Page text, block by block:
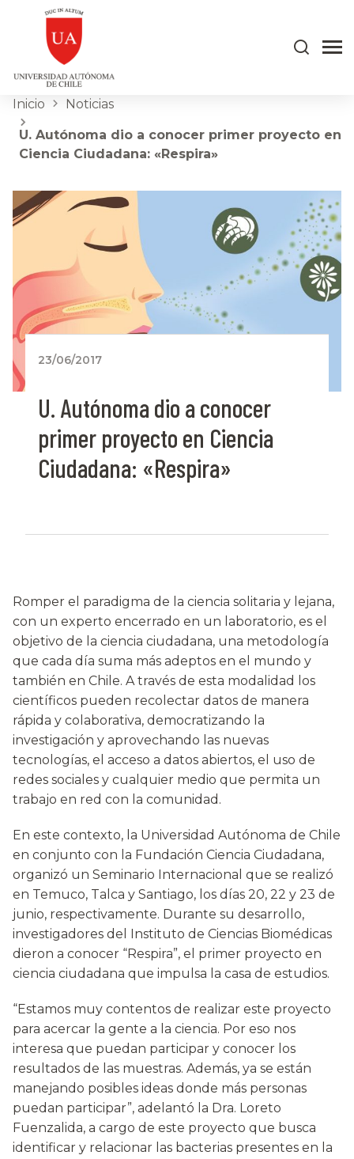
Inicio Noticias
U. Autónoma dio a conocer primer proyecto en
Ciencia Ciudadana: «Respira»
23/06/2017
U. Autónoma dio a conocer
primer proyecto en Ciencia
Ciudadana: «Respira»
Romper el paradigma de la ciencia solitaria y lejana,
con un experto encerrado en un laboratorio, es el
objetivo de la ciencia ciudadana, una metodología
que cada día suma más adeptos en el mundo y
también en Chile. A través de esta modalidad los
científicos pueden recolectar datos de manera
rápida y colaborativa, democratizando la
investigación y aprovechando las nuevas
tecnologías, el acceso a datos abiertos, el uso de
redes sociales y cualquier medio que permita un
trabajo en red con la comunidad.
En este contexto, la Universidad Autónoma de Chile
en conjunto con la Fundación Ciencia Ciudadana,
organizó un Seminario Internacional que se realizó
en Temuco, Talca y Santiago, los días 20, 22 y 23 de
junio, respectivamente. Durante su desarrollo,
investigadores del Instituto de Ciencias Biomédicas
dieron a conocer “Respira”, el primer proyecto en
ciencia ciudadana que impulsa la casa de estudios.
“Estamos muy contentos de realizar este proyecto
para acercar la gente a la ciencia. Por eso nos
interesa que puedan participar y conocer los
resultados de las muestras. Además, ya se están
manejando posibles ideas donde más personas
puedan participar”, adelantó la Dra. Loreto
Fuenzalida, a cargo de este proyecto que busca
identificar y relacionar las bacterias presentes en la